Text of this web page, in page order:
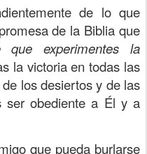
de lo que
de la Biblia que
que experimentes la
la victoria en todas las
los desiertos y de las
ser obediente a Él y a
que pueda burlarse